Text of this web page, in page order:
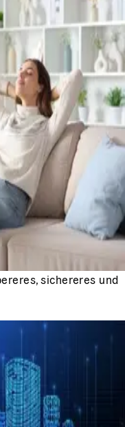
sichereres und